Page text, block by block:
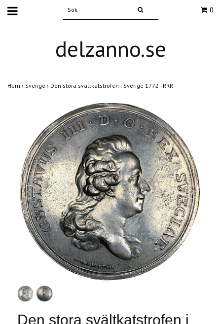
0
delzanno.se
Hem › Sverige › Den stora svältkatstrofen i Sverige 1772 - RRR
Den stora svältkatstrofen i